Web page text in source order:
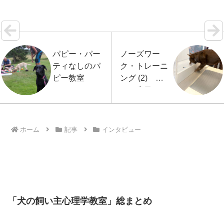
パピー・パー
ティなしのパ
ピー教室
ノーズワー
ク・トレーニ
ング (2) 次
の二歩目
ホーム 記事 インタビュー
「犬の飼い主心理学教室」総まとめ